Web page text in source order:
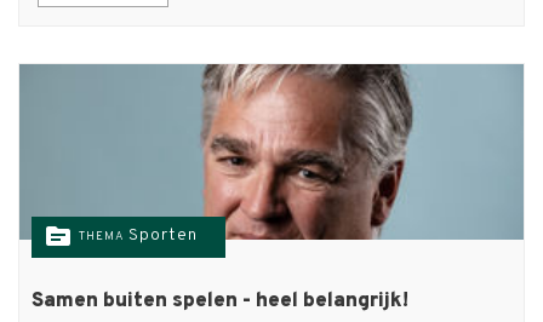
topic THEMA Sporten
Samen buiten spelen - heel belangrijk!